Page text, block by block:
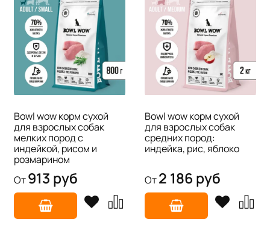
Bowl wow корм сухой
для взрослых собак
мелких пород с
индейкой, рисом и
розмарином
От913 руб
Bowl wow корм сухой
для взрослых собак
средних пород:
индейка, рис, яблоко
От2 186 руб